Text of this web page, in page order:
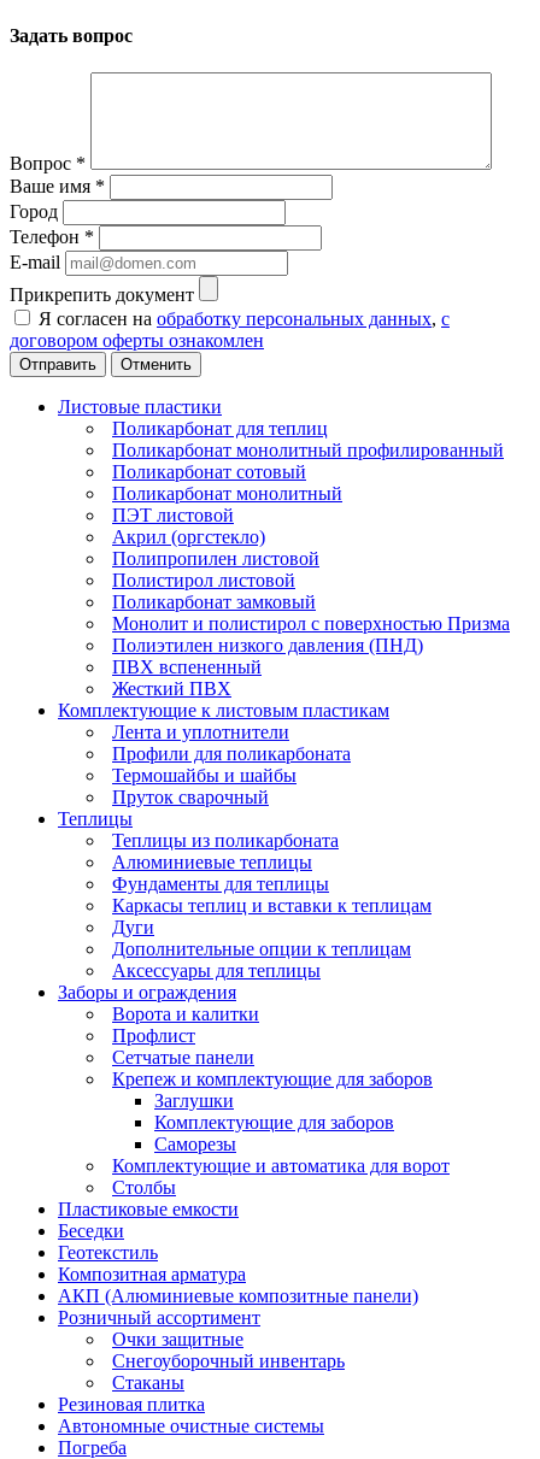
Задать вопрос
Вопрос *
Ваше имя *
Город
Телефон *
E-mail
Прикрепить документ
Я согласен на обработку персональных данных, с
договором оферты ознакомлен
Отменить
Листовые пластики
Поликарбонат для теплиц
Поликарбонат монолитный профилированный
Поликарбонат сотовый
Поликарбонат монолитный
ПЭТ листовой
Акрил (оргстекло)
Полипропилен листовой
Полистирол листовой
Поликарбонат замковый
Монолит и полистирол с поверхностью Призма
Полиэтилен низкого давления (ПНД)
ПВХ вспененный
Жесткий ПВХ
Комплектующие к листовым пластикам
Лента и уплотнители
Профили для поликарбоната
Термошайбы и шайбы
Пруток сварочный
Теплицы
Теплицы из поликарбоната
Алюминиевые теплицы
Фундаменты для теплицы
Каркасы теплиц и вставки к теплицам
Дуги
Дополнительные опции к теплицам
Аксессуары для теплицы
Заборы и ограждения
Ворота и калитки
Профлист
Сетчатые панели
Крепеж и комплектующие для заборов
Заглушки
Комплектующие для заборов
Саморезы
Комплектующие и автоматика для ворот
Столбы
Пластиковые емкости
Беседки
Геотекстиль
Композитная арматура
АКП (Алюминиевые композитные панели)
Розничный ассортимент
Очки защитные
Снегоуборочный инвентарь
Стаканы
Резиновая плитка
Автономные очистные системы
Погреба